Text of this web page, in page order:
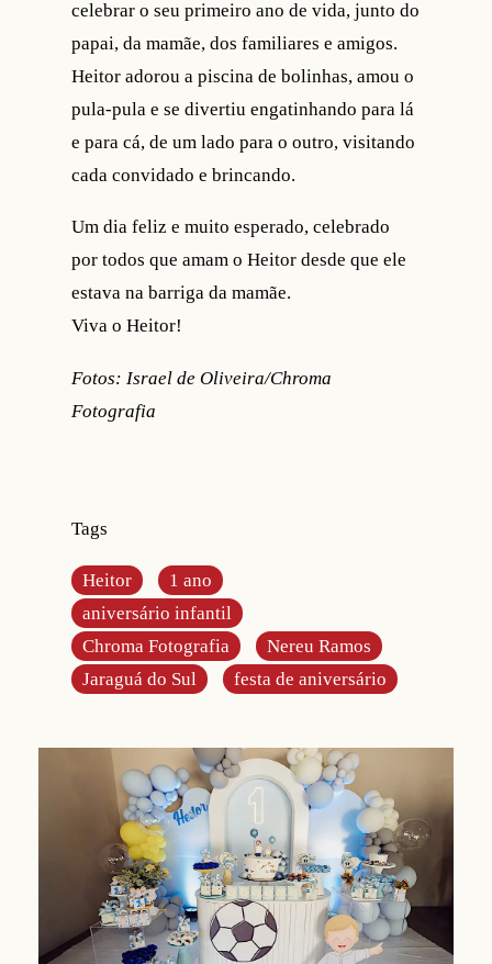
celebrar o seu primeiro ano de vida, junto do
papai, da mamãe, dos familiares e amigos.
Heitor adorou a piscina de bolinhas, amou o
pula-pula e se divertiu engatinhando para lá
e para cá, de um lado para o outro, visitando
cada convidado e brincando.
Um dia feliz e muito esperado, celebrado
por todos que amam o Heitor desde que ele
estava na barriga da mamãe.
Viva o Heitor!
Fotos: Israel de Oliveira/Chroma
Fotografia
Tags
Heitor
1 ano
aniversário infantil
Chroma Fotografia
Nereu Ramos
Jaraguá do Sul
festa de aniversário